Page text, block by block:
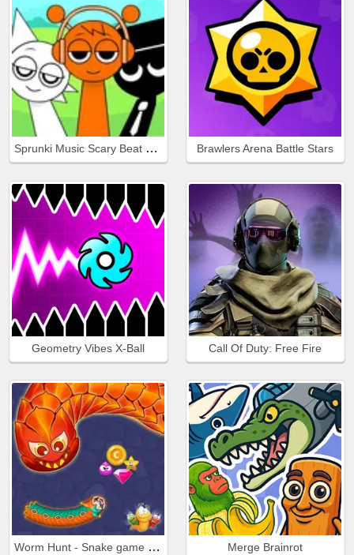
Sprunki Music Scary Beat Box Brawlers Arena Battle Stars
Geometry Vibes X-Ball Call Of Duty: Free Fire
Worm Hunt - Snake game iO zone Merge Brainrot